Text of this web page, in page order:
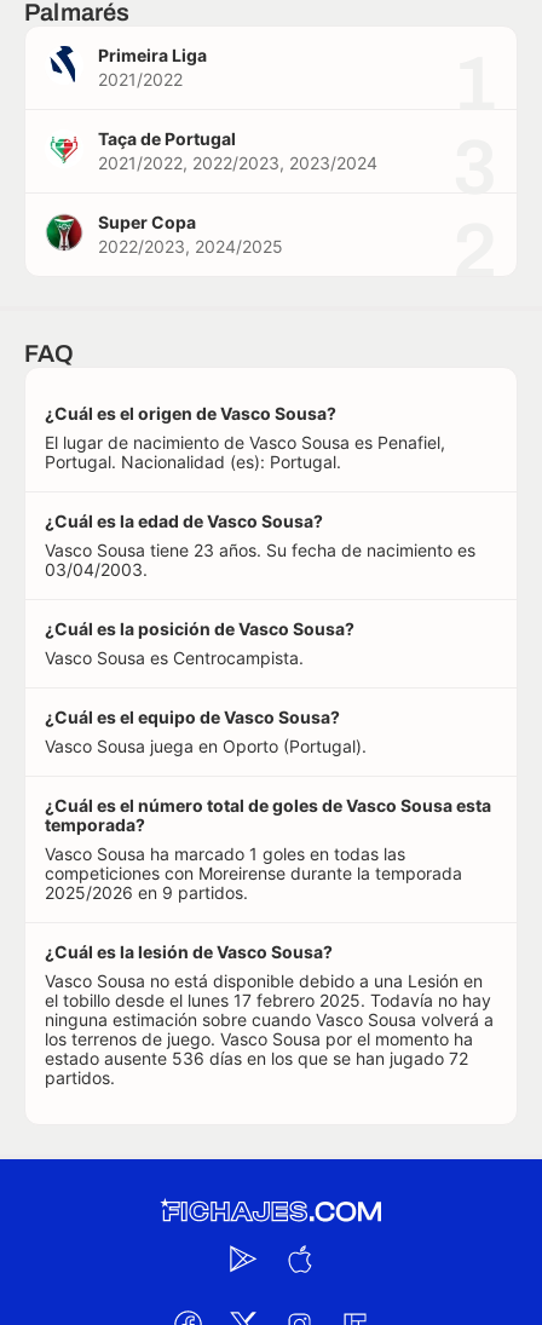
Palmarés
Primeira Liga
2021/2022
Taça de Portugal
2021/2022, 2022/2023, 2023/2024
Super Copa
2022/2023, 2024/2025
FAQ
¿Cuál es el origen de Vasco Sousa?
El lugar de nacimiento de Vasco Sousa es Penafiel,
Portugal. Nacionalidad (es): Portugal.
¿Cuál es la edad de Vasco Sousa?
Vasco Sousa tiene 23 años. Su fecha de nacimiento es
03/04/2003.
¿Cuál es la posición de Vasco Sousa?
Vasco Sousa es Centrocampista.
¿Cuál es el equipo de Vasco Sousa?
Vasco Sousa juega en Oporto (Portugal).
¿Cuál es el número total de goles de Vasco Sousa esta
temporada?
Vasco Sousa ha marcado 1 goles en todas las
competiciones con Moreirense durante la temporada
2025/2026 en 9 partidos.
¿Cuál es la lesión de Vasco Sousa?
Vasco Sousa no está disponible debido a una Lesión en
el tobillo desde el lunes 17 febrero 2025. Todavía no hay
ninguna estimación sobre cuando Vasco Sousa volverá a
los terrenos de juego. Vasco Sousa por el momento ha
estado ausente 536 días en los que se han jugado 72
partidos.